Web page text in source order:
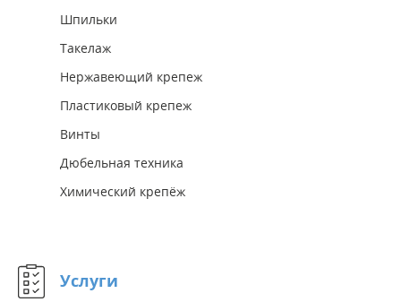
Шпильки
Такелаж
Нержавеющий крепеж
Пластиковый крепеж
Винты
Дюбельная техника
Химический крепёж
Услуги